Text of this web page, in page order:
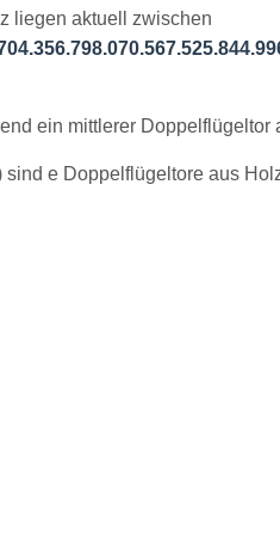
liegen aktuell zwischen
ein mittlerer Doppelflügeltor
e Doppelflügeltore aus